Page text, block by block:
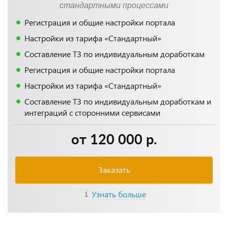
стандартными процессами
Регистрация и общие настройки портала
Настройки из тарифа «Стандартный»
Составление ТЗ по индивидуальным доработкам
Регистрация и общие настройки портала
Настройки из тарифа «Стандартный»
Составление ТЗ по индивидуальным доработкам и
интеграций с сторонними сервисами
от 120 000 р.
Заказать
Узнать больше